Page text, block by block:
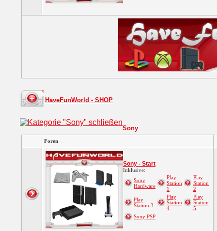
HaveFunWorld - SHOP
Sony
Foren
Sony - Start
Inklusive:
Sony
Hardware
Play
Station
1
Play
Station
2
Play
Station 3
Play
Station
4
Play
Station
5
Sony PSP